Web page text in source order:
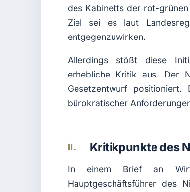
des Kabinetts der rot-
Ziel sei es laut
entgegenzuwirken.
Allerdings stößt diese
erhebliche Kritik aus. Der
Gesetzentwurf positioniert.
bürokratischer
II. Kritikpunkte des
In einem Brief an
Hauptgeschäftsführer des